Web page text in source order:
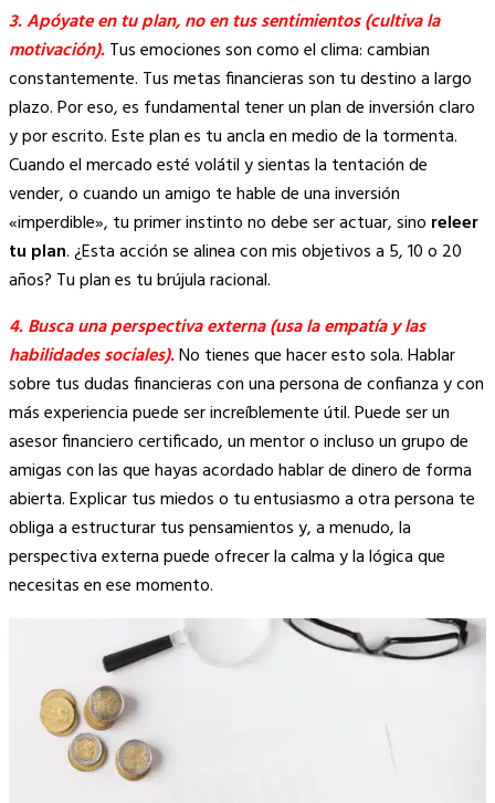
3. Apóyate en tu plan, no en tus sentimientos (cultiva la
motivación).Tus emociones son como el clima: cambian
constantemente. Tus metas financieras son tu destino a largo
plazo. Por eso, es fundamental tener un plan de inversión claro
y por escrito. Este plan es tu ancla en medio de la tormenta.
Cuando el mercado esté volátil y sientas la tentación de
vender, o cuando un amigo te hable de una inversión
«imperdible», tu primer instinto no debe ser actuar, sino releer
tu plan. ¿Esta acción se alinea con mis objetivos a 5, 10 o 20
años? Tu plan es tu brújula racional.
4. Busca una perspectiva externa (usa la empatía y las
habilidades sociales).No tienes que hacer esto sola. Hablar
sobre tus dudas financieras con una persona de confianza y con
más experiencia puede ser increíblemente útil. Puede ser un
asesor financiero certificado, un mentor o incluso un grupo de
amigas con las que hayas acordado hablar de dinero de forma
abierta. Explicar tus miedos o tu entusiasmo a otra persona te
obliga a estructurar tus pensamientos y, a menudo, la
perspectiva externa puede ofrecer la calma y la lógica que
necesitas en ese momento.